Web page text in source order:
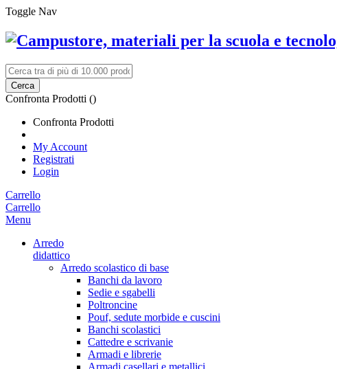
Toggle Nav
Cerca
Confronta Prodotti ()
Confronta Prodotti
My Account
Registrati
Login
Carrello
Carrello
Menu
Arredo
didattico
Arredo scolastico di base
Banchi da lavoro
Sedie e sgabelli
Poltroncine
Pouf, sedute morbide e cuscini
Banchi scolastici
Cattedre e scrivanie
Armadi e librerie
Armadi casellari e metallici